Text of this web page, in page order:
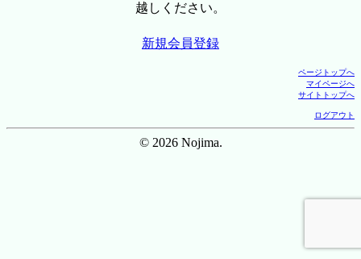
越しください。
新規会員登録
ページトップへ
マイページへ
サイトトップへ
ログアウト
© 2026 Nojima.